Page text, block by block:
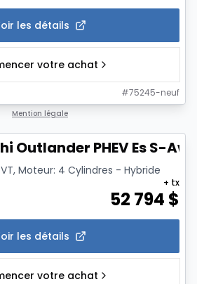
les détails
votre achat
#75245-neuf
Mention légale
Outlander PHEV Es S-
Moteur: 4 Cylindres - Hybride
52 794 $
+ tx
les détails
votre achat